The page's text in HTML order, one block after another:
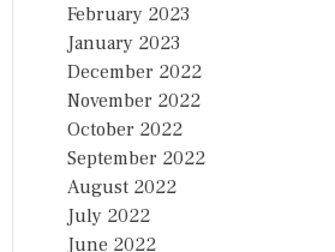
February 2023
January 2023
December 2022
November 2022
October 2022
September 2022
August 2022
July 2022
June 2022